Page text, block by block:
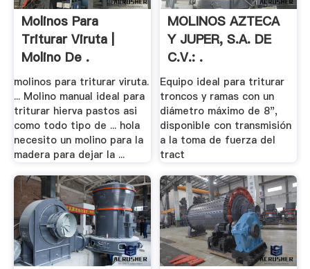
Molinos Para
Triturar Viruta |
Molino De .
molinos para triturar viruta.
... Molino manual ideal para
triturar hierva pastos asi
como todo tipo de ... hola
necesito un molino para la
madera para dejar la ...
MOLINOS AZTECA
Y JUPER, S.A. DE
C.V.: .
Equipo ideal para triturar
troncos y ramas con un
diámetro máximo de 8",
disponible con transmisión
a la toma de fuerza del
tract